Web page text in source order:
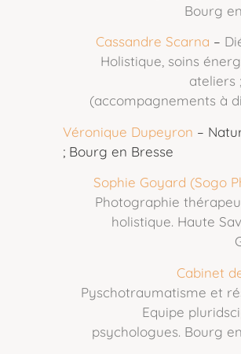
Bourg
Cassandre Scarna –
Holistique, soins
ateliers
(accompagnements à
Véronique Dupeyron –
; Bourg en Bresse
Sophie Goyard (Sogo
Photographie
holistique. Haute
Cabinet
Pyschotraumatisme et
Equipe
psychologues. Bourg